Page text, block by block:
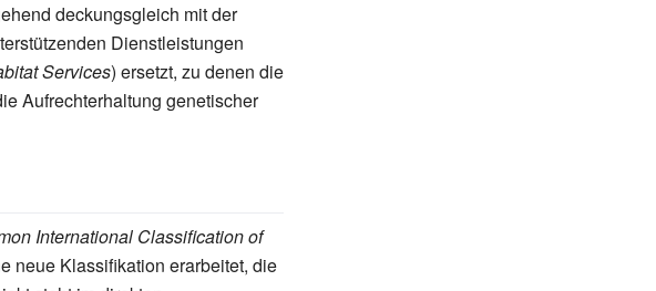
deckungsgleich mit der
Dienstleistungen
Services) ersetzt, zu denen die
Aufrechterhaltung genetischer
International Classification of
neue Klassifikation erarbeitet, die